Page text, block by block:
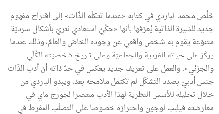
خَلُص محمد الباردي في كتابه «عندما تتكلّم الذّات» إلى اقتراح مفهوم
جديد للسّيرة الذاتية يُعرّفها بأنها «حكْيٌ استعادي نثريّ بأشكال سرديّة
متنوّعة يقوم به شخص واقعي عن وجوده الخاصّ والعامّ، وذلك عندما
يركّز على حياته الفردية والجماعيّة وعلى تاريخ شخصيّته الكُلّي
والجزئي»، والعمل على تعريف جديد يعكس في حدّ ذاته أنّ أدب الذّات
جنس أدبيّ بصدد التشكّل لم تكتمل ملامحه بعد، ويبدو الباردي من
خلال تحليله للأسس النظرية لهذا الأدب منتصرا لجورج ماي في
معارضته فيليب لوجون واحترازه خصوصا على التصلّب المفرط في